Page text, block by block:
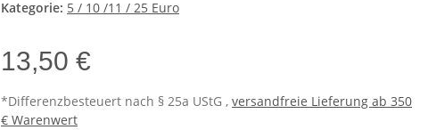
Kategorie: 5 / 10 /11 / 25 Euro
13,50 €
*Differenzbesteuert nach § 25a UStG , versandfreie Lieferung ab 350
€ Warenwert